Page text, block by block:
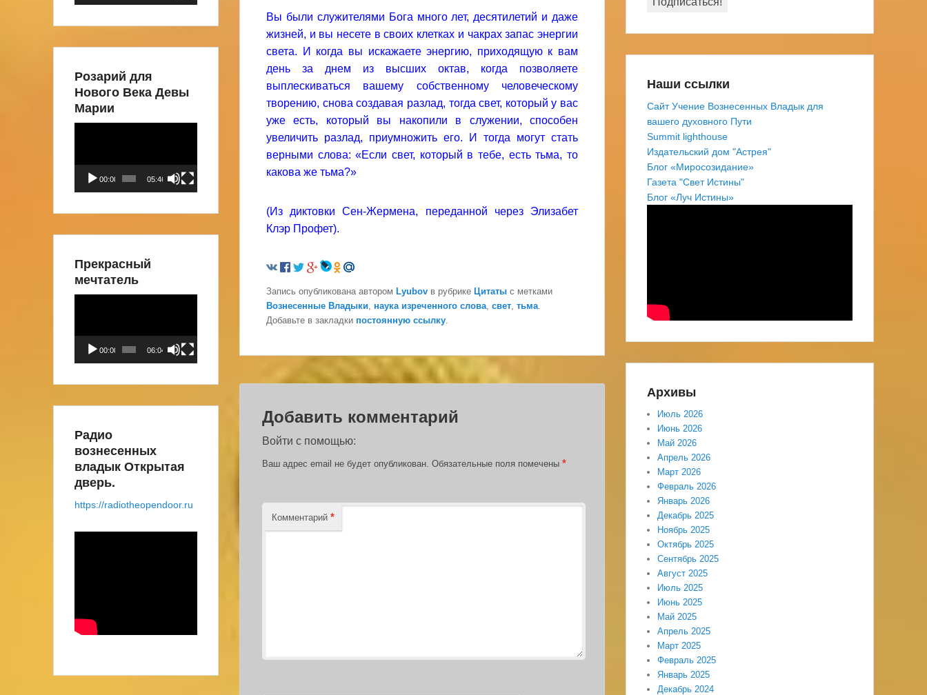
Вы были служителями Бога много лет, десятилетий и даже
жизней, и вы несете в своих клетках и чакрах запас энергии
света. И когда вы искажаете энергию, приходящую к вам
день за днем из высших октав, когда позволяете
выплескиваться вашему собственному человеческому
творению, снова создавая разлад, тогда свет, который у вас
уже есть, который вы накопили в служении, способен
увеличить разлад, приумножить его. И тогда могут стать
верными слова: «Если свет, который в тебе, есть тьма, то
какова же тьма?»
(Из диктовки Сен-Жермена, переданной через Элизабет
Клэр Профет).
Запись опубликована автором Lyubov в рубрике Цитаты с метками
Вознесенные Владыки
наука изреченного слова свет тьма
Добавьте в закладки постоянную ссылку
Добавить комментарий
Войти с помощью:
Ваш адрес email не будет опубликован. Обязательные поля помечены *
Комментарий *
Наши ссылки
Сайт Учение Вознесенных Владык для
вашего духовного Пути
Summit lighthouse
Издательский дом "Астрея"
Блог «Миросозидание»
Газета "Свет Истины"
Блог «Луч Истины»
Архивы
Июль 2026
Июнь 2026
Май 2026
Апрель 2026
Март 2026
Февраль 2026
Январь 2026
Декабрь 2025
Ноябрь 2025
Октябрь 2025
Сентябрь 2025
Август 2025
Июль 2025
Июнь 2025
Май 2025
Апрель 2025
Март 2025
Февраль 2025
Январь 2025
Декабрь 2024
Розарий для
Нового Века Девы
Марии
00:00 05:46
Прекрасный
мечтатель
00:00 06:04
Радио
вознесенных
владык Открытая
дверь.
https://radiotheopendoor.ru